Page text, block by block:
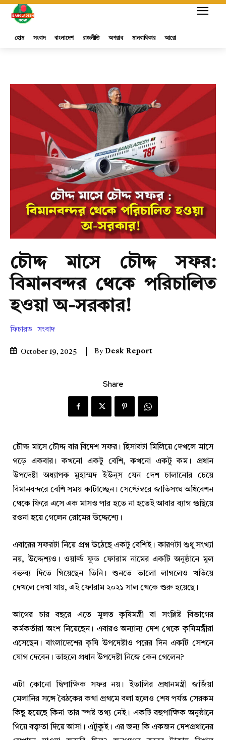
হোম সংবাদ বাংলাদেশ রাজনীতি অপরাধ মানবাধিকার আরো
চৌদ্দ মাসে চৌদ্দ সফর:
বিমানবন্দর থেকে পরিচালিত
হওয়া অ-সরকার!
ফিচারড সংবাদ
October 19, 2025 By Desk Report
Share
চৌদ্দ মাসে চৌদ্দ বার বিদেশ সফর। হিসাবটা মিলিয়ে দেখলে মাসে
গড়ে একবার। কখনো একটু বেশি, কখনো একটু কম। প্রধান
উপদেষ্টা অধ্যাপক মুহাম্মদ ইউনূস যেন দেশ চালানোর চেয়ে
বিমানবন্দরে বেশি সময় কাটাচ্ছেন। সেপ্টেম্বরে জাতিসংঘ অধিবেশন
থেকে ফিরে এসে এক মাসও পার হতে না হতেই আবার ব্যাগ গুছিয়ে
রওনা হয়ে গেলেন রোমের উদ্দেশ্যে।
এবারের সফরটা নিয়ে প্রশ্ন উঠেছে একটু বেশিই। কারণটা শুধু সংখ্যা
নয়, উদ্দেশ্যও। ওয়ার্ল্ড ফুড ফোরাম নামের একটি অনুষ্ঠানে মূল
বক্তব্য দিতে গিয়েছেন তিনি। শুনতে ভালো লাগলেও খতিয়ে
দেখলে দেখা যায়, এই ফোরাম ২০২১ সাল থেকে শুরু হয়েছে।
আগের চার বছরে এতে মূলত কৃষিমন্ত্রী বা সংশ্লিষ্ট বিভাগের
কর্মকর্তারা অংশ নিয়েছেন। এবারও অন্যান্য দেশ থেকে কৃষিমন্ত্রীরা
এসেছেন। বাংলাদেশের কৃষি উপদেষ্টাও পরের দিন একটি সেশনে
যোগ দেবেন। তাহলে প্রধান উপদেষ্টা নিজে কেন গেলেন?
এটা কোনো দ্বিপাক্ষিক সফর নয়। ইতালির প্রধানমন্ত্রী জর্জিয়া
মেলানির সঙ্গে বৈঠকের কথা প্রথমে বলা হলেও শেষ পর্যন্ত সেরকম
কিছু হয়েছে কিনা তার স্পষ্ট তথ্য নেই। একটি বহুপাক্ষিক অনুষ্ঠানে
গিয়ে বক্তৃতা দিয়ে আসা। এটুকুই। এর জন্য কি একজন দেশপ্রধানের